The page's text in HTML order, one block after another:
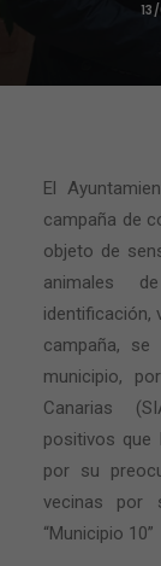
El
campaña de
objeto de
animales
identificación,
campaña,
municipio,
Canarias
positivos que
por su
vecinas por
“Municipio 10”